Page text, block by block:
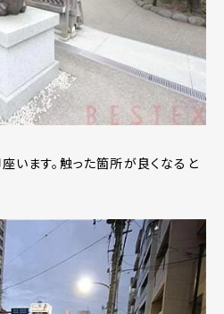
います。触った箇所が良くなると